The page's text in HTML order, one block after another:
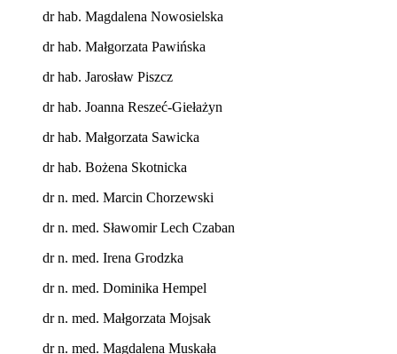
dr hab. Magdalena Nowosielska
dr hab. Małgorzata Pawińska
dr hab. Jarosław Piszcz
dr hab. Joanna Reszeć-Giełażyn
dr hab. Małgorzata Sawicka
dr hab. Bożena Skotnicka
dr n. med. Marcin Chorzewski
dr n. med. Sławomir Lech Czaban
dr n. med. Irena Grodzka
dr n. med. Dominika Hempel
dr n. med. Małgorzata Mojsak
dr n. med. Magdalena Muskała